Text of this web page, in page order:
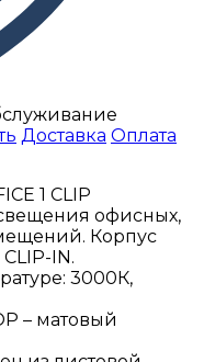
Доставка Оплата
1 CLIP
офисных,
Корпус
IN.
3000К,
– матовый